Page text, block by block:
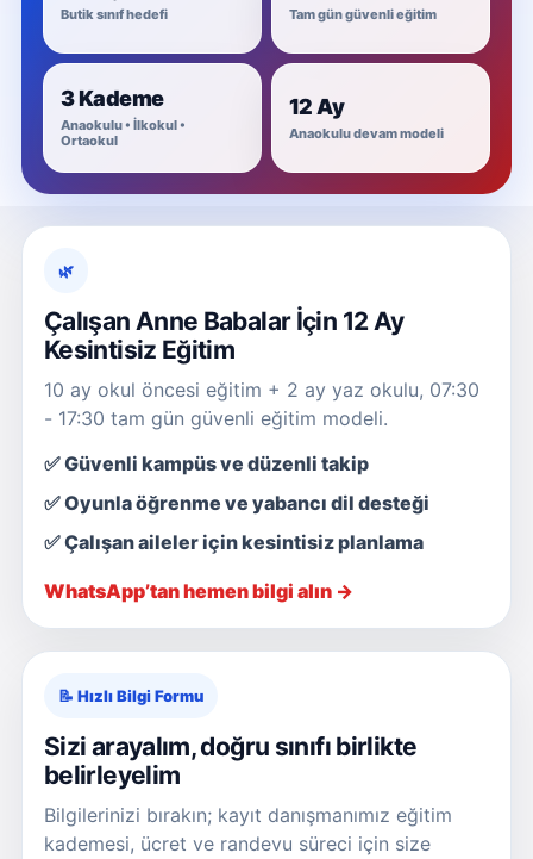
Butik sınıf hedefi Tam gün güvenli eğitim
3 Kademe
Anaokulu • İlkokul •
Ortaokul
12 Ay
Anaokulu devam modeli
🌿
Çalışan Anne Babalar İçin 12 Ay
Kesintisiz Eğitim
10 ay okul öncesi eğitim + 2 ay yaz okulu, 07:30
- 17:30 tam gün güvenli eğitim modeli.
✅ Güvenli kampüs ve düzenli takip
✅ Oyunla öğrenme ve yabancı dil desteği
✅ Çalışan aileler için kesintisiz planlama
WhatsApp’tan hemen bilgi alın →
📝 Hızlı Bilgi Formu
Sizi arayalım, doğru sınıfı birlikte
belirleyelim
Bilgilerinizi bırakın; kayıt danışmanımız eğitim
kademesi, ücret ve randevu süreci için size